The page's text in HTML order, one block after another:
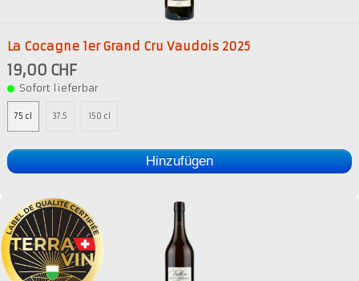
La Cocagne 1er Grand Cru Vaudois 2025
19,00 CHF
Sofort lieferbar
75 cl 37.5 150 cl
Hinzufügen